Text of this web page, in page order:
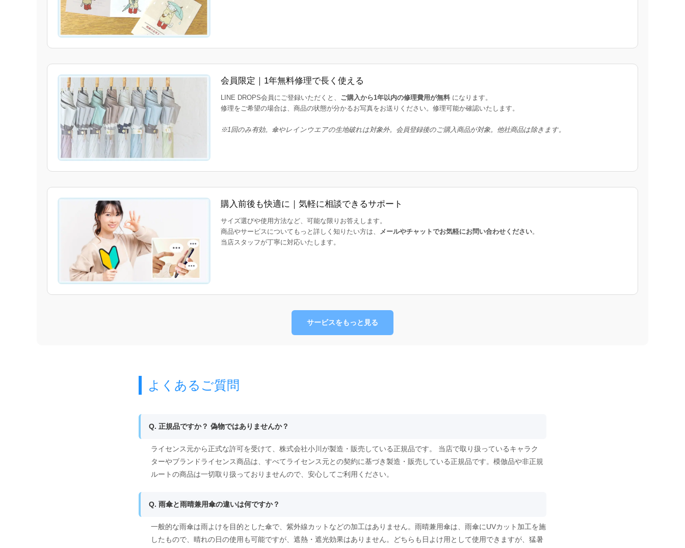
会員限定｜1年無料修理で長く使える
LINE DROPS会員にご登録いただくと、 ご購入から1年以内の修理費用が無料になります。
修理をご希望の場合は、商品の状態が分かるお写真をお送りください。修理可能か確認いたします。
※1回のみ有効。傘やレインウエアの生地破れは対象外。会員登録後のご購入商品が対象。他社商品は除きます。
購入前後も快適に｜気軽に相談できるサポート
サイズ選びや使用方法など、可能な限りお答えします。
商品やサービスについてもっと詳しく知りたい方は、 メールやチャットでお気軽にお問い合わせください。
当店スタッフが丁寧に対応いたします。
サービスをもっと見る
よくあるご質問
Q. 正規品ですか？ 偽物ではありませんか？
ライセンス元から正式な許可を受けて、株式会社小川が製造・販売している正規品です。 当店で取り扱っているキャラク
ターやブランドライセンス商品は、すべてライセンス元との契約に基づき製造・販売している正規品です。模倣品や非正規
ルートの商品は一切取り扱っておりませんので、安心してご利用ください。
Q. 雨傘と雨晴兼用傘の違いは何ですか？
一般的な雨傘は雨よけを目的とした傘で、紫外線カットなどの加工はありません。雨晴兼用傘は、雨傘にUVカット加工を施
したもので、晴れの日の使用も可能ですが、遮熱・遮光効果はありません。どちらも日よけ用として使用できますが、猛暑